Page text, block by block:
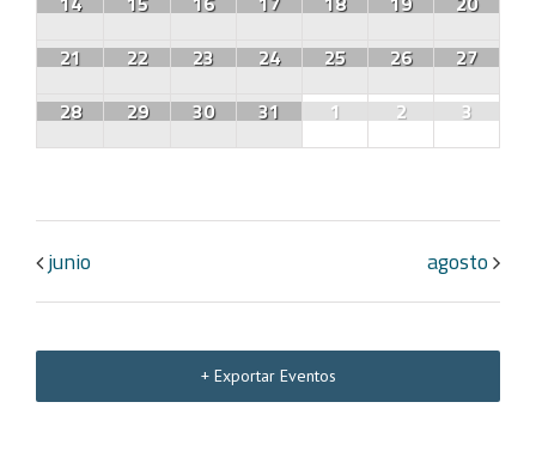
21
22 23 24 25 26
27
28
29 30 31 1 2 3
junio agosto
+ Exportar Eventos